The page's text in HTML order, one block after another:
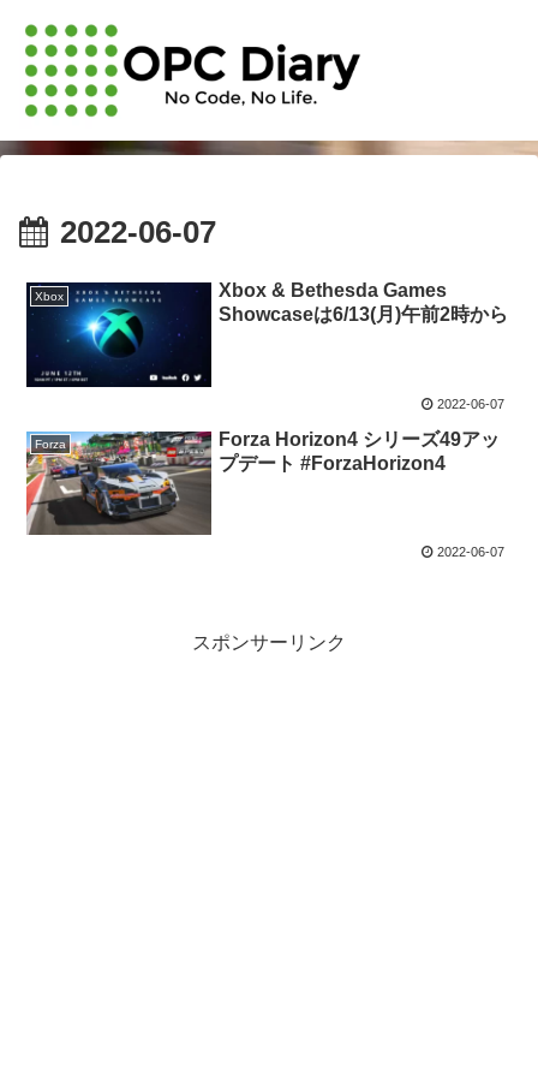
2022-06-07
Xbox
Xbox & Bethesda Games
Showcaseは6/13(月)午前2時から
2022-06-07
Forza
Forza Horizon4 シリーズ49アッ
プデート #ForzaHorizon4
2022-06-07
スポンサーリンク